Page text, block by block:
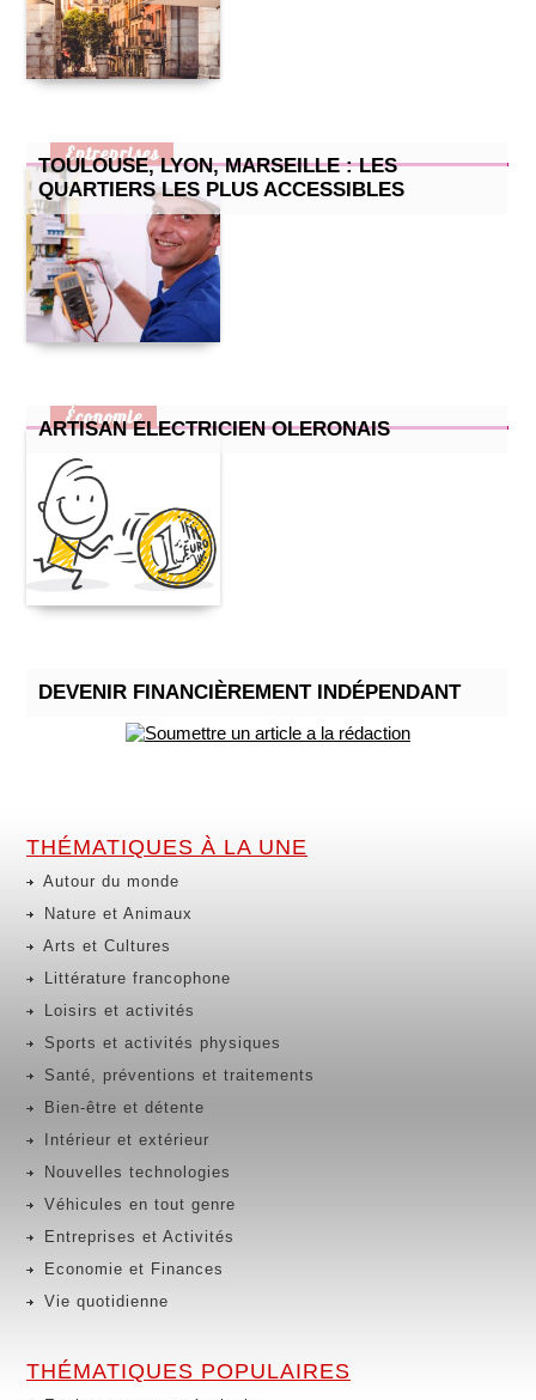
TOULOUSE, LYON, MARSEILLE : LES
QUARTIERS LES PLUS ACCESSIBLES
Entreprises
ARTISAN ELECTRICIEN OLERONAIS
Économie
DEVENIR FINANCIÈREMENT INDÉPENDANT
THÉMATIQUES À LA UNE
Autour du monde
Nature et Animaux
Arts et Cultures
Littérature francophone
Loisirs et activités
Sports et activités physiques
Santé, préventions et traitements
Bien-être et détente
Intérieur et extérieur
Nouvelles technologies
Véhicules en tout genre
Entreprises et Activités
Economie et Finances
Vie quotidienne
THÉMATIQUES POPULAIRES